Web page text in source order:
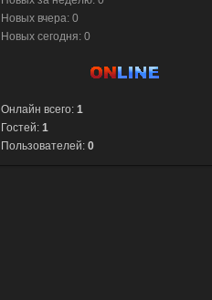
Новых вчера: 0
Новых сегодня: 0
Онлайн всего: 1
Гостей: 1
Пользователей: 0